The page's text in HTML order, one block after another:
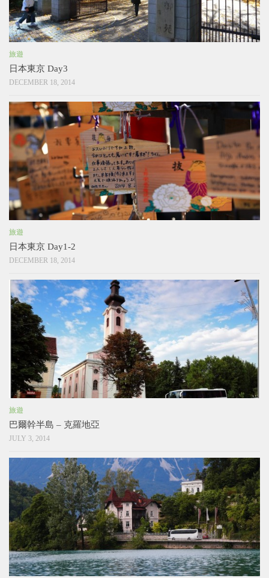
旅遊
日本東京 Day3
DECEMBER 18, 2014
旅遊
日本東京 Day1-2
DECEMBER 18, 2014
旅遊
巴爾幹半島 – 克羅地亞
JULY 3, 2014